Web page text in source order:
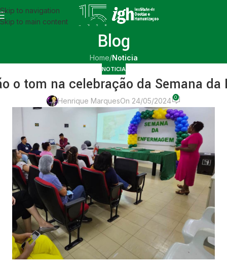
Skip to navigation
Skip to main content
Blog
Home/Noticia
NOTICIA
o tom na celebração da Semana da
Henrique MarquesOn 24/05/2024 0